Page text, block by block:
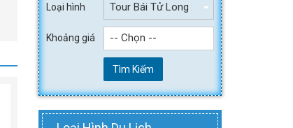
Loại hình Tour Bái Tử Long 2 ngày 1 đêm
Khoảng giá -- Chọn --
Tìm Kiếm